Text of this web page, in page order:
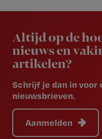
Altijd op de
nieuws en
artikelen?
Schrijf je dan in voor
nieuwsbrieven.
Aanmelden